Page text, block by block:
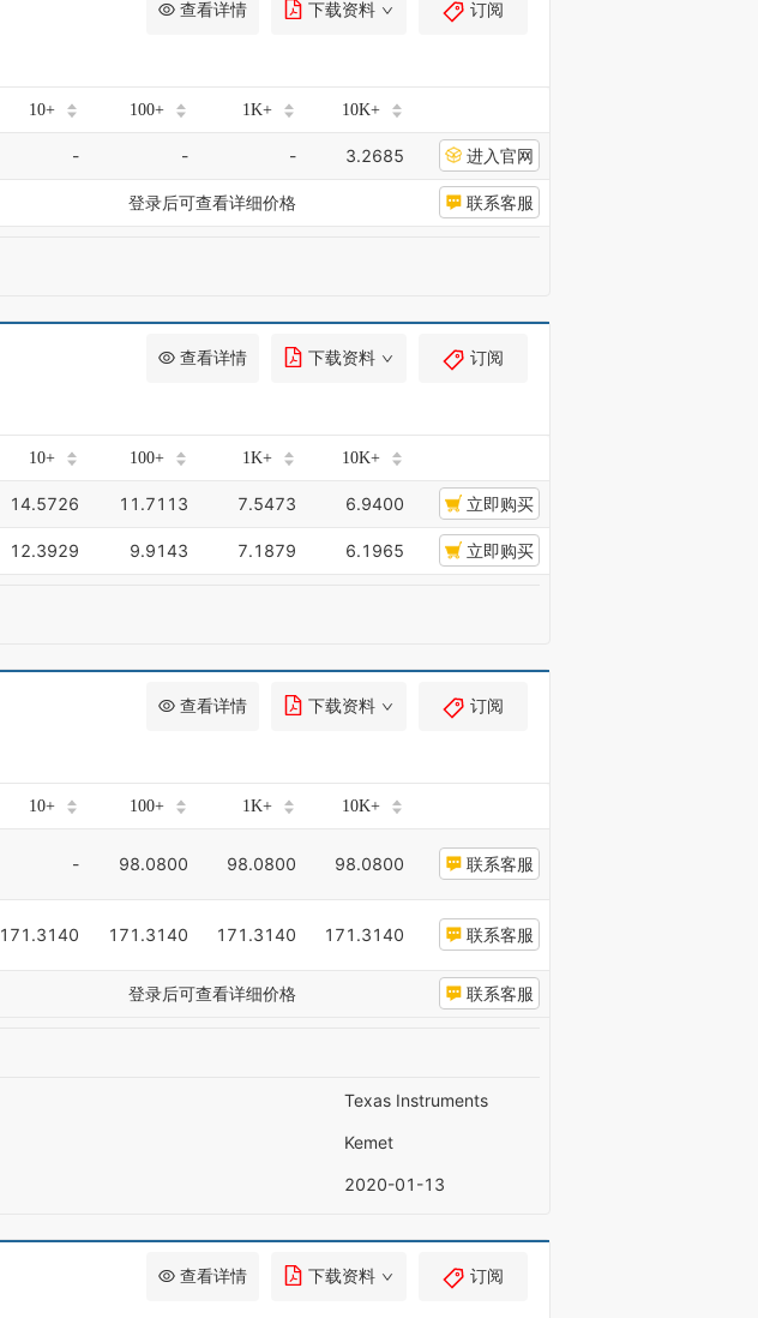
查看详情 下载资料 订阅
10+ 100+ 1K+ 10K+
- - - 3.2685 进入官网
登录后可查看详细价格 联系客服
查看详情 下载资料 订阅
10+ 100+ 1K+ 10K+
14.5726 11.7113 7.5473 6.9400 立即购买
12.3929 9.9143 7.1879 6.1965 立即购买
查看详情 下载资料 订阅
10+ 100+ 1K+ 10K+
- 98.0800 98.0800 98.0800 联系客服
171.3140 171.3140 171.3140 171.3140 联系客服
登录后可查看详细价格 联系客服
Texas Instruments
Kemet
2020-01-13
查看详情 下载资料 订阅